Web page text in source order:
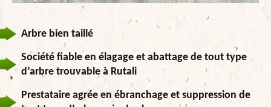
Arbre bien taillé
Société fiable en élagage et abattage de tout type
d’arbre trouvable à Rutali
Prestataire agrée en ébranchage et suppression de